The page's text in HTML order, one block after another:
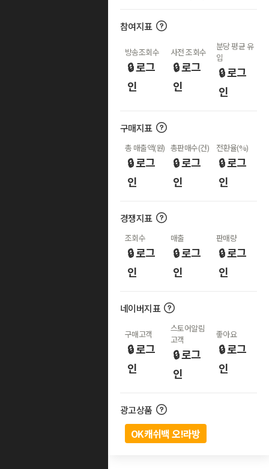
참여지표
방송조회수
🔒 로그
인
사전 조회수
🔒 로그
인
분당 평균 유
입
🔒 로그
인
구매지표
총 매출액(원)
🔒 로그
인
총판매수(건)
🔒 로그
인
전환율(%)
🔒 로그
인
경쟁지표
조회수
🔒 로그
인
매출
🔒 로그
인
판매량
🔒 로그
인
네이버지표
구매고객
🔒 로그
인
스토어알림
고객
🔒 로그
인
좋아요
🔒 로그
인
광고상품
OK캐쉬백 오!라방